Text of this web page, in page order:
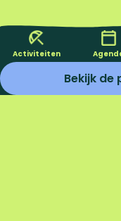
Activiteiten
Bekijk